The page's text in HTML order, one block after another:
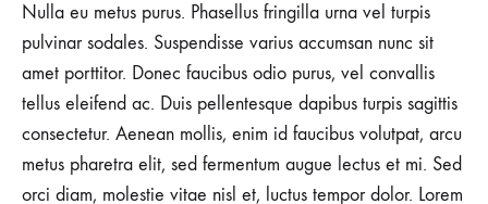
Nulla eu metus purus. Phasellus fringilla urna vel turpis
pulvinar sodales. Suspendisse varius accumsan nunc sit
amet porttitor. Donec faucibus odio purus, vel convallis
tellus eleifend ac. Duis pellentesque dapibus turpis sagittis
consectetur. Aenean mollis, enim id faucibus volutpat, arcu
metus pharetra elit, sed fermentum augue lectus et mi. Sed
orci diam, molestie vitae nisl et, luctus tempor dolor. Lorem